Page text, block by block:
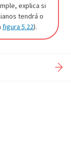
explica si
tendrá o
figura 5.22).